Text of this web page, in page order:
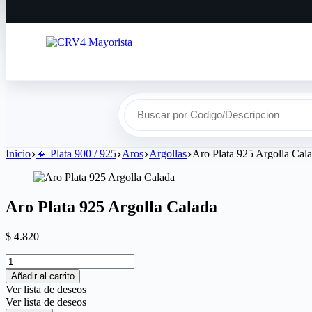
Buscar por Codigo/Descripcion
Inicio 🔸​ Plata 900 / 925 Aros Argollas Aro Plata 925 Argolla
Aro Plata 925 Argolla Calada
$ 4.820
Añadir al carrito
Ver lista de deseos
Ver lista de deseos